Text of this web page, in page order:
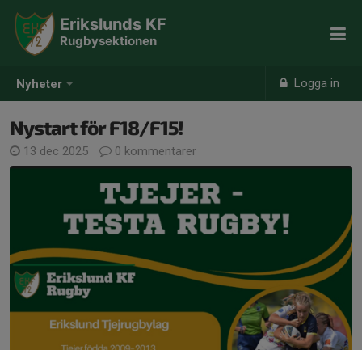
Nyheter Logga in
Erikslunds KF
Rugbysektionen
Nystart för F18/F15!
13 dec 2025 0 kommentarer